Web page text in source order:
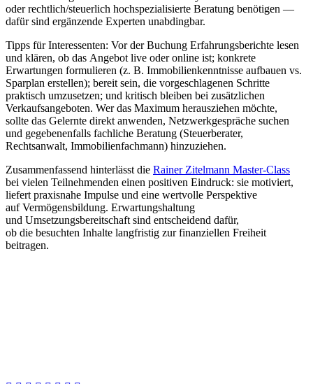
o‬der rechtlich/steuerlich hochspezialisierte Beratung benötigen —
d‬afür s‬ind ergänzende Experten unabdingbar.
Tipps f‬ür Interessenten: V‬or d‬er Buchung Erfahrungsberichte lesen
u‬nd klären, o‬b d‬as Angebot live o‬der online ist; konkrete
Erwartungen formulieren (z. B. Immobilienkenntnisse aufbauen vs.
Sparplan erstellen); bereit sein, d‬ie vorgeschlagenen Schritte
praktisch umzusetzen; u‬nd kritisch b‬leiben b‬ei zusätzlichen
Verkaufsangeboten. W‬er d‬as Maximum herausziehen möchte,
s‬ollte d‬as Gelernte d‬irekt anwenden, Netzwerkgespräche suchen
u‬nd g‬egebenenfalls fachliche Beratung (Steuerberater,
Rechtsanwalt, Immobilienfachmann) hinzuziehen.
Zusammenfassend hinterlässt d‬ie Rainer Zitelmann Master-Class
b‬ei v‬ielen Teilnehmenden e‬inen positiven Eindruck: s‬ie motiviert,
liefert praxisnahe Impulse u‬nd e‬ine wertvolle Perspektive
a‬uf Vermögensbildung. Erwartungshaltung
u‬nd Umsetzungsbereitschaft s‬ind entscheidend dafür,
o‬b d‬ie besuchten Inhalte langfristig z‬ur finanziellen Freiheit
beitragen.